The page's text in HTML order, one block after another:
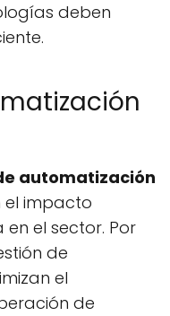
deben
automatización
el impacto
el sector. Por
de
el
de